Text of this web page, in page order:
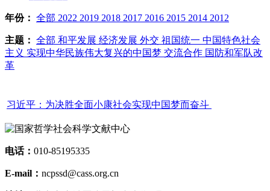
年份： 全部 2022 2019 2018 2017 2016 2015 2014 2012
主题： 全部 和平发展 经济发展 外交 祖国统一 中国特色社会
主义 实现中华民族伟大复兴的中国梦 交流合作 国防和军队改
革
习近平：为决胜全面小康社会实现中国梦而奋斗
电话： 010-85195335
E-mail： ncpssd@cass.org.cn